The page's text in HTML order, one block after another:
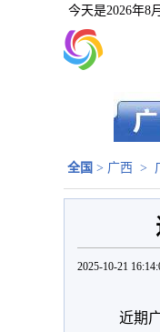
今天是2026年8
全国 > 广西 >
2025-10-21
近期